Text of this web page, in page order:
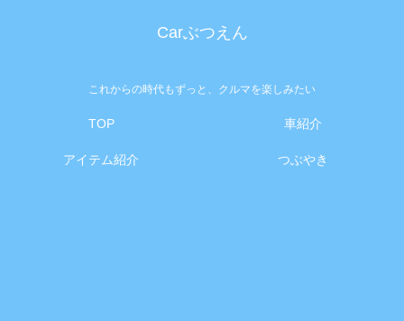
Carぶつえん
これからの時代もずっと、クルマを楽しみたい
TOP 車紹介
アイテム紹介 つぶやき